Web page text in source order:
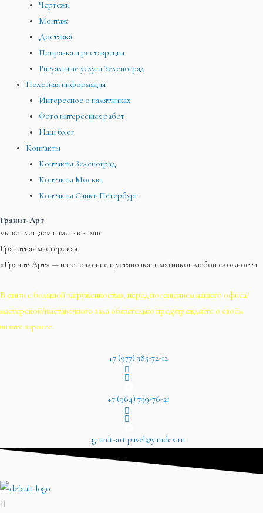
Чертежи
Монтаж
Доставка
Поправка и реставрация
Ритуальные услуги Зеленоград
Полезная информация
Интересное о памятниках
Фото интересных работ
Наш блог
Контакты
Контакты Зеленоград
Контакты Москва
Контакты Санкт-Петербург
Гранит-Арт
мы воплощаем память в камне
Гранитная мастерская
«Гранит-Арт» — изготовление и установка памятников любой сложности
В связи с большой загруженностью, перед посещением нашего офиса/
мастерской/выставочного зала обязательно предупреждайте о своём
визите заранее.
+7 (977) 385-72-12
+7 (964) 799-76-21
granit-art.pavel@yandex.ru